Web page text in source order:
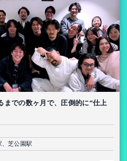
までの数ヶ月で、圧倒的に“仕上
、芝公園駅